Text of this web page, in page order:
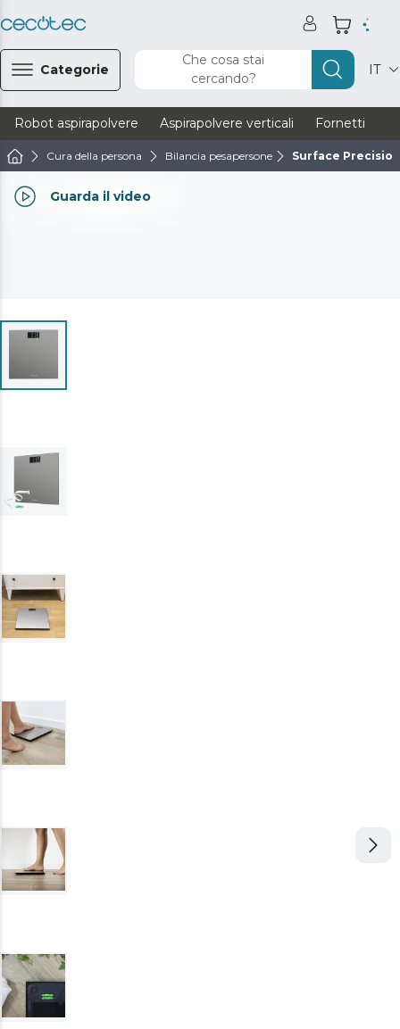
Categorie
Che cosa stai
cercando?
IT
Robot aspirapolvere Aspirapolvere verticali Fornetti
Cura della persona Bilancia pesapersone Surface
Guarda il video